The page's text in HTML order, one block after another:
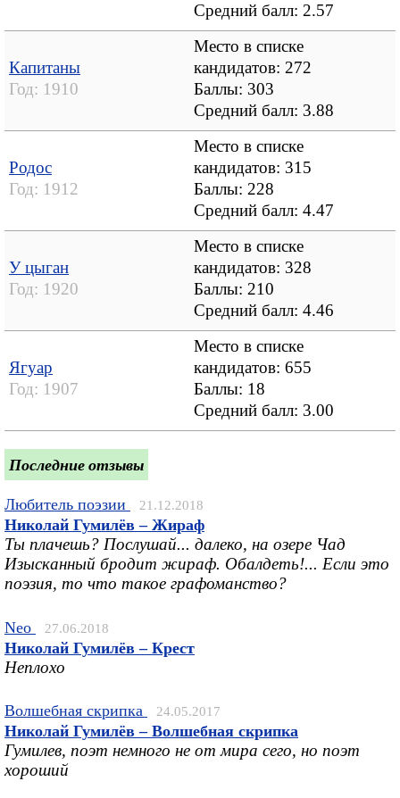
Средний балл: 2.57
Капитаны
Год: 1910
Место в списке
кандидатов: 272
Баллы: 303
Средний балл: 3.88
Родос
Год: 1912
Место в списке
кандидатов: 315
Баллы: 228
Средний балл: 4.47
У цыган
Год: 1920
Место в списке
кандидатов: 328
Баллы: 210
Средний балл: 4.46
Ягуар
Год: 1907
Место в списке
кандидатов: 655
Баллы: 18
Средний балл: 3.00
Последние отзывы
Любитель поэзии 21.12.2018
Николай Гумилёв – Жираф
Ты плачешь? Послушай... далеко, на озере Чад
Изысканный бродит жираф. Обалдеть!... Если это
поэзия, то что такое графоманство?
Neo 27.06.2018
Николай Гумилёв – Крест
Неплохо
Волшебная скрипка 24.05.2017
Николай Гумилёв – Волшебная скрипка
Гумилев, поэт немного не от мира сего, но поэт
хороший